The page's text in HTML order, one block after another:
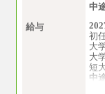
中
給与
初
大
大
短
中
（